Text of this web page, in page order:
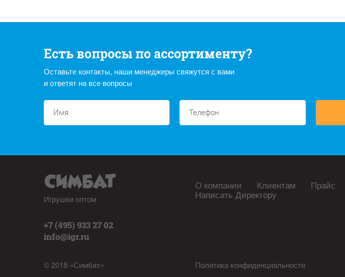
Есть вопросы по ассортименту?
Оставьте контакты, наши менеджеры свяжутся с вами
и ответят на все вопросы
Игрушки оптом
+7 (495) 933 27 02
info@igr.ru
© 2018 «Симбат»
О компании Клиентам Прайс
Написать Директору
Политика конфиденциальности